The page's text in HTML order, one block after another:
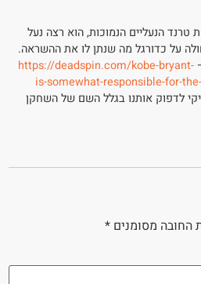
הנעליים הנמוכות, הוא רצה נעל
על כדורגל מה שנתן לו את ההשראה.
https://deadspin.com/kobe-bryant-
is-somewhat-responsible-for-
נייקי לדפוק אותנו בגלל השם של השחקן
החובה מסומנים *